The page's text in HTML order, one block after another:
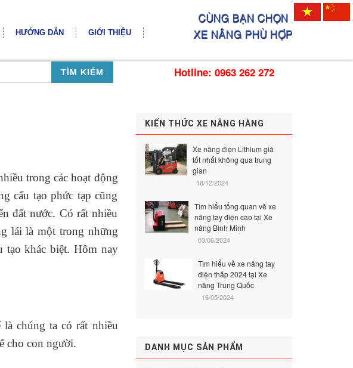
HƯỚNG DẪN GIỚI THIỆU
TÌM KIẾM Hotline: 0963 262 272
trong các hoạt động
cấu tạo phức tạp cũng
đất nước. Có rất nhiều
lái là một trong những
tạo khác biệt. Hôm nay
chúng ta có rất nhiều
cho con người.
KIẾN THỨC XE NÂNG HÀNG
Xe nâng điện Lithium giá
tốt nhất không qua trung
gian
18/12/2024
Tìm hiểu tổng quan về xe
nâng tay điện cao tại Xe
nâng Bình Minh
03/06/2024
Tìm hiểu về xe nâng tay
điện thấp 2024 tại Xe
nâng Trung Quốc
16/05/2024
DANH MỤC SẢN PHẨM